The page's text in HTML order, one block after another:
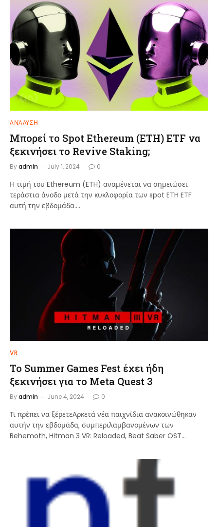
ΑΝΆΛΥΣΗ
Μπορεί το Spot Ethereum (ETH) ETF να
ξεκινήσει το Revive Staking;
Byadmin July 1, 2024 0
Η τιμή του Ethereum (ETH) αναμένεται να σημειώσει
τεράστια άνοδο μετά την κυκλοφορία των spot ETH ETF
αυτή την εβδομάδα.…
VR
Το Summer Games Fest έχει ήδη
ξεκινήσει για το Meta Quest 3
Byadmin June 4, 2024 0
Τι πρέπει να ξέρετεΑρκετά νέα παιχνίδια ανακοινώθηκαν
αυτήν την εβδομάδα, συμπεριλαμβανομένων των
Behemoth, Hitman 3 VR: Reloaded, Beat Saber OST…